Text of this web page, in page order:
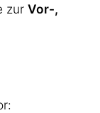
zur Vor-,